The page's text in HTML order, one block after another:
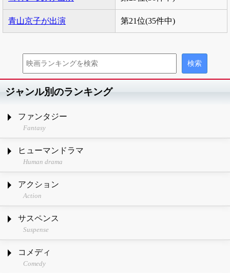
青山京子が出演 第21位(35件中)
ジャンル別のランキング
ファンタジー
Fantasy
ヒューマンドラマ
Human drama
アクション
Action
サスペンス
Suspense
コメディ
Comedy